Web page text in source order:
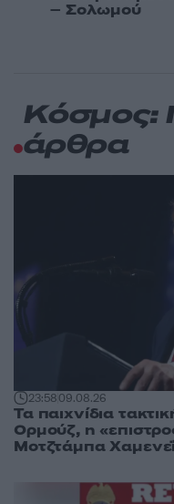
– Σολωμού
Κόσμος:
άρθρα
23:5809.08.26
Τα παιχνίδια
Ορμούζ, η
Μοτζτάμπα